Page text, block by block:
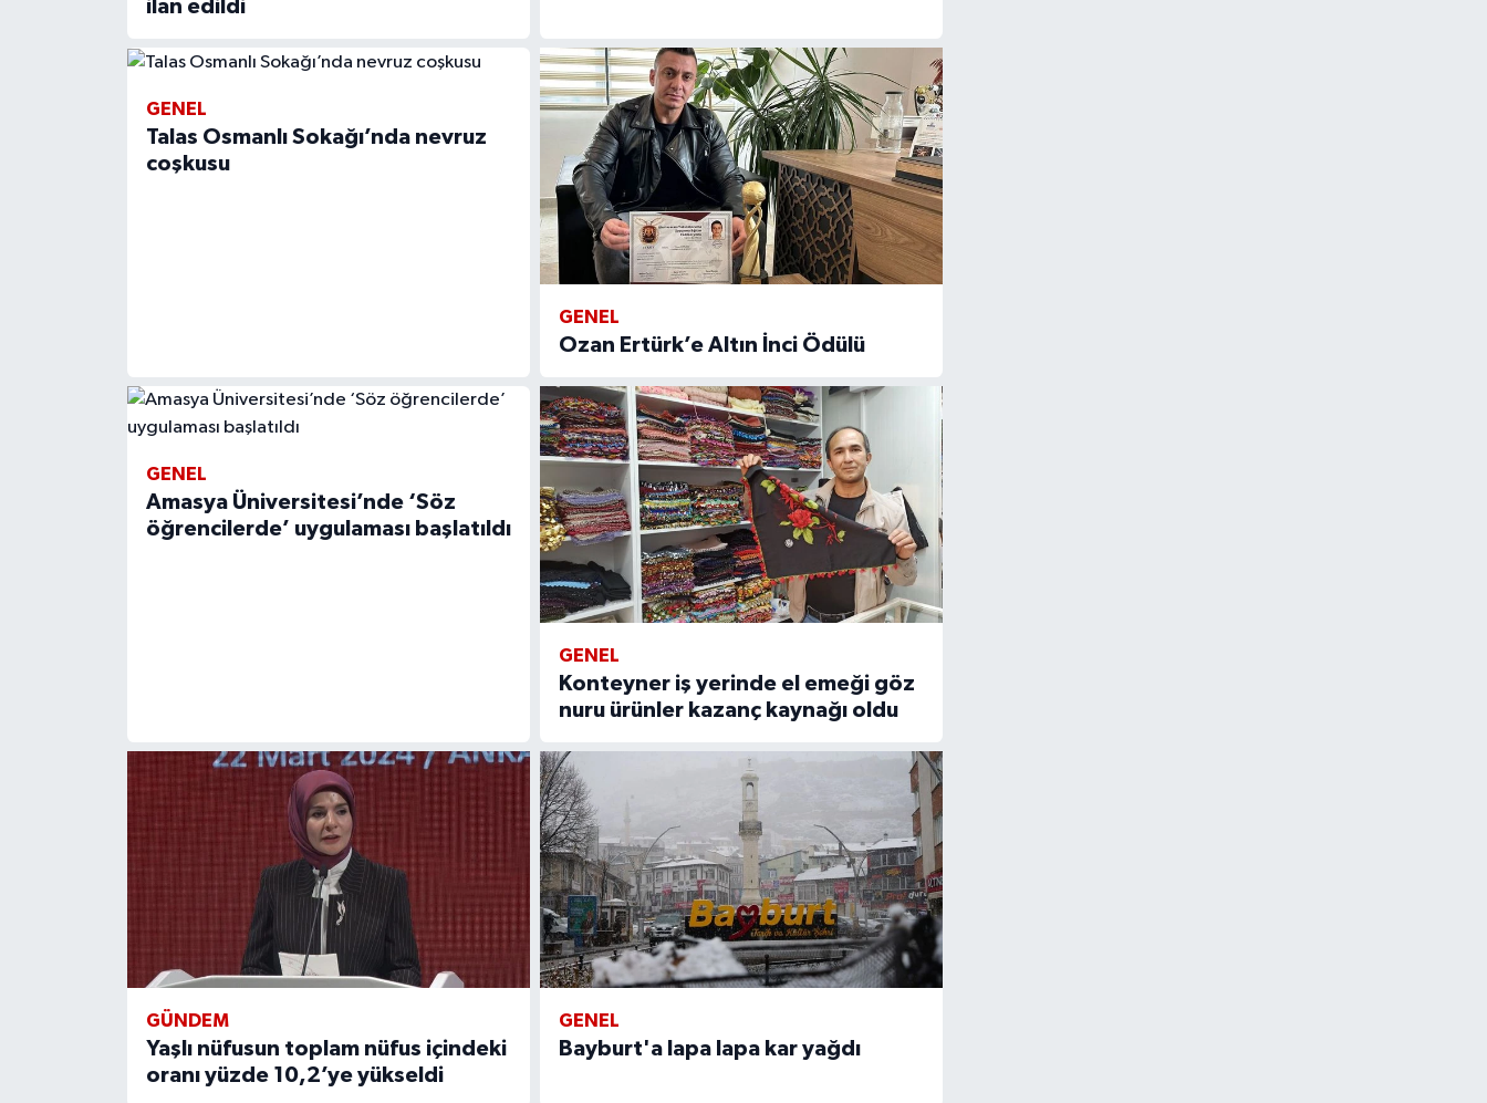
ilan edildi
GENEL
Talas Osmanlı Sokağı’nda nevruz
coşkusu
GENEL
Ozan Ertürk’e Altın İnci Ödülü
GENEL
Amasya Üniversitesi’nde ‘Söz
öğrencilerde’ uygulaması başlatıldı
GENEL
Konteyner iş yerinde el emeği göz
nuru ürünler kazanç kaynağı oldu
GÜNDEM
Yaşlı nüfusun toplam nüfus içindeki
oranı yüzde 10,2’ye yükseldi
GENEL
Bayburt'a lapa lapa kar yağdı